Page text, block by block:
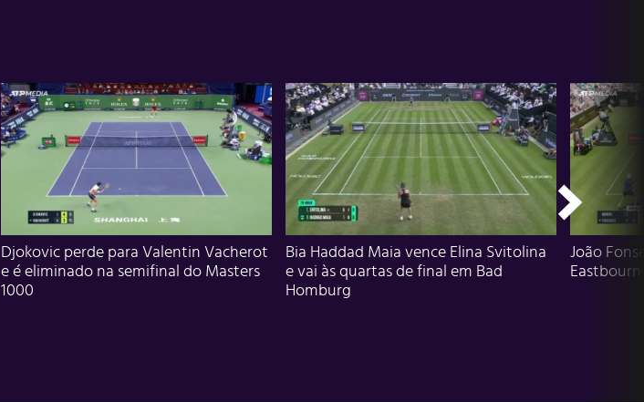
Djokovic perde para Valentin Vacherot
e é eliminado na semifinal do Masters
1000
Bia Haddad Maia vence Elina Svitolina
e vai às quartas de final em Bad
Homburg
João